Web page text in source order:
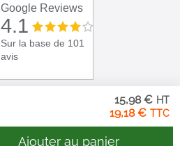
19,18 €
15,98 €
Ajouter au panier
Google Reviews
4.1
Sur la base de 101
avis